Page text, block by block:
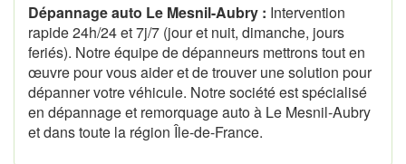
Dépannage auto Le Mesnil-Aubry : Intervention
rapide 24h/24 et 7j/7 (jour et nuit, dimanche, jours
feriés). Notre équipe de dépanneurs mettrons tout en
œuvre pour vous aider et de trouver une solution pour
dépanner votre véhicule. Notre société est spécialisé
en dépannage et remorquage auto à Le Mesnil-Aubry
et dans toute la région Île-de-France.